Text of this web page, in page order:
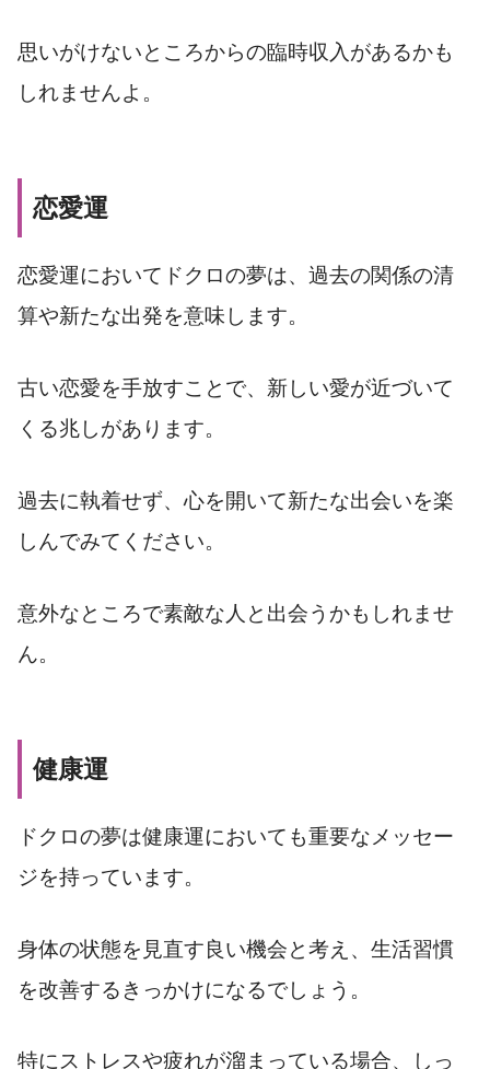
思いがけないところからの臨時収入があるかも
しれませんよ。
恋愛運
恋愛運においてドクロの夢は、過去の関係の清
算や新たな出発を意味します。
古い恋愛を手放すことで、新しい愛が近づいて
くる兆しがあります。
過去に執着せず、心を開いて新たな出会いを楽
しんでみてください。
意外なところで素敵な人と出会うかもしれませ
ん。
健康運
ドクロの夢は健康運においても重要なメッセー
ジを持っています。
身体の状態を見直す良い機会と考え、生活習慣
を改善するきっかけになるでしょう。
特にストレスや疲れが溜まっている場合、しっ